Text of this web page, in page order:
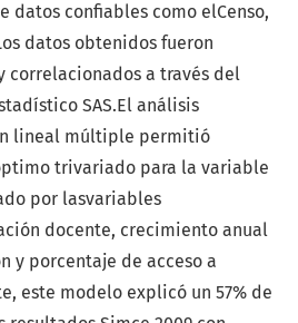
datos confiables como elCenso,
datos obtenidos fueron
correlacionados a través del
SAS.El análisis
lineal múltiple permitió
trivariado para la variable
por lasvariables
docente, crecimiento anual
y porcentaje de acceso a
este modelo explicó un 57% de